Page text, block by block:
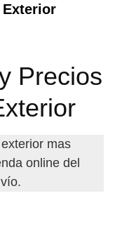
Exterior
Precios
mas
online del